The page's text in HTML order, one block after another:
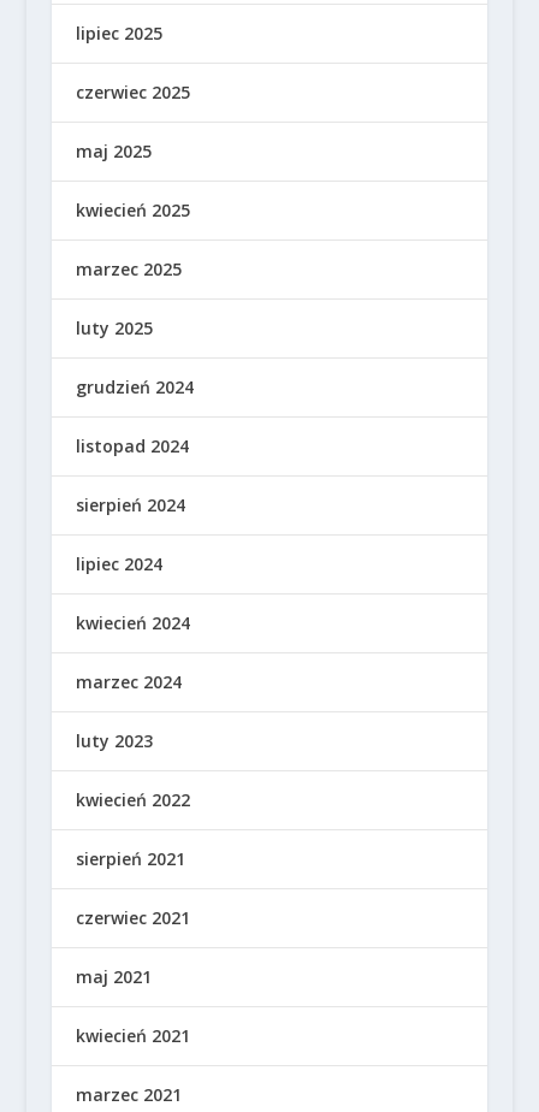
lipiec 2025
czerwiec 2025
maj 2025
kwiecień 2025
marzec 2025
luty 2025
grudzień 2024
listopad 2024
sierpień 2024
lipiec 2024
kwiecień 2024
marzec 2024
luty 2023
kwiecień 2022
sierpień 2021
czerwiec 2021
maj 2021
kwiecień 2021
marzec 2021